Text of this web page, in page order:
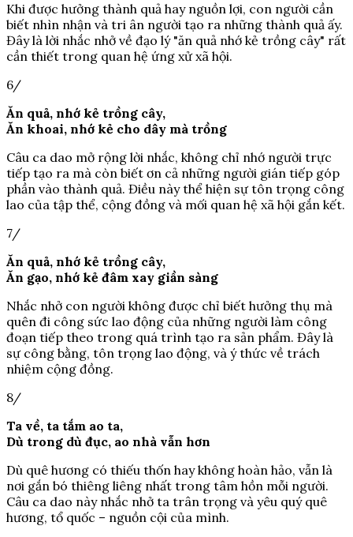
Khi được hưởng thành quả hay nguồn lợi, con người cần
biết nhìn nhận và tri ân người tạo ra những thành quả ấy.
Đây là lời nhắc nhở về đạo lý "ăn quả nhớ kẻ trồng cây" rất
cần thiết trong quan hệ ứng xử xã hội.
6/
Ăn quả, nhớ kẻ trồng cây,
Ăn khoai, nhớ kẻ cho dây mà trồng
Câu ca dao mở rộng lời nhắc, không chỉ nhớ người trực
tiếp tạo ra mà còn biết ơn cả những người gián tiếp góp
phần vào thành quả. Điều này thể hiện sự tôn trọng công
lao của tập thể, cộng đồng và mối quan hệ xã hội gắn kết.
7/
Ăn quả, nhớ kẻ trồng cây,
Ăn gạo, nhớ kẻ đâm xay giần sàng
Nhắc nhở con người không được chỉ biết hưởng thụ mà
quên đi công sức lao động của những người làm công
đoạn tiếp theo trong quá trình tạo ra sản phẩm. Đây là
sự công bằng, tôn trọng lao động, và ý thức về trách
nhiệm cộng đồng.
8/
Ta về, ta tắm ao ta,
Dù trong dù đục, ao nhà vẫn hơn
Dù quê hương có thiếu thốn hay không hoàn hảo, vẫn là
nơi gắn bó thiêng liêng nhất trong tâm hồn mỗi người.
Câu ca dao này nhắc nhở ta trân trọng và yêu quý quê
hương, tổ quốc – nguồn cội của mình.